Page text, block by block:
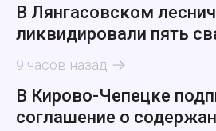
В Лянгасовском
ликвидировали пять
9 часов назад
В Кирово-Чепецке
соглашение о